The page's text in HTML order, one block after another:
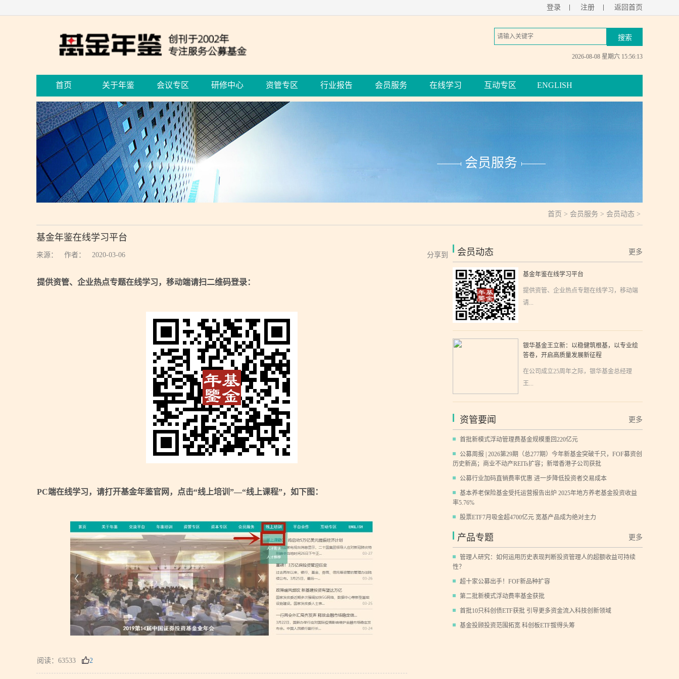
登录 注册 返回首页
2026-08-08 星期六 15:56:14
首页 关于年鉴 会议专区 研修中心 资管专区 行业报告 会员服务 在线学习 互动专区 ENGLISH
会员服务
首页 > 会员服务 > 会员动态 >
基金年鉴在线学习平台
来源： 作者： 2020-03-06 分享到
提供资管、企业热点专题在线学习，移动端请扫二维码登录：
PC端在线学习，请打开基金年鉴官网，点击“线上培训”—“线上课程”，如下图：
阅读：63533 2
会员动态 更多
基金年鉴在线学习平台
提供资管、企业热点专题在线学习，移动端
请...
银华基金王立新：以稳健筑根基，以专业绘
答卷，开启高质量发展新征程
在公司成立25周年之际，银华基金总经理
王...
资管要闻 更多
首批新模式浮动管理费基金规模重回220亿元
公募周报 | 2026第29期（总277期）今年新基金突破千只，FOF募资创
历史新高；商业不动产REITs扩容；新增香港子公司获批
公募行业加码直销费率优惠 进一步降低投资者交易成本
基本养老保险基金受托运营报告出炉 2025年地方养老基金投资收益
率5.76%
股票ETF7月吸金超4700亿元 宽基产品成为绝对主力
产品专题 更多
管理人研究：如何运用历史表现判断投资管理人的超额收益可持续
性？
超十家公募出手！FOF新品种扩容
第二批新模式浮动费率基金获批
首批10只科创债ETF获批 引导更多资金流入科技创新领域
基金投顾投资范围拓宽 科创板ETF拔得头筹